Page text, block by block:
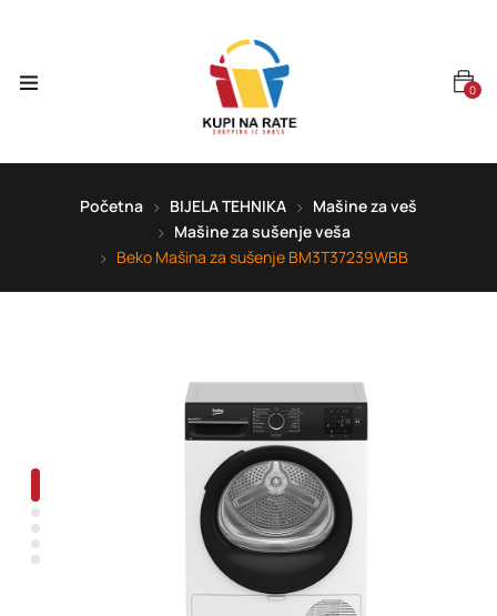
0
Početna BIJELA TEHNIKA
Mašine za veš
Mašine za sušenje veša
Beko Mašina za sušenje BM3T37239WBB